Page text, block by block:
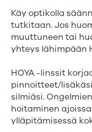
Käy optikolla
tutkitaan. Jos
muuttuneen tai
yhteys lähimpään
HOYA -linssit
pinnoitteet/
silmiäsi.
hoitaminen
ylläpitämisessä